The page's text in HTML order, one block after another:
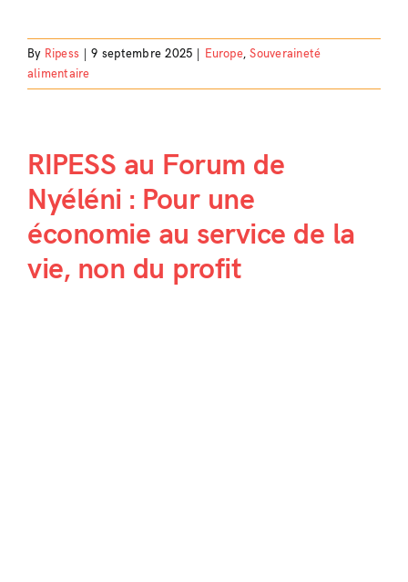
By Ripess 9 septembre 2025 Europe,Souveraineté
alimentaire
RIPESS au Forum de
Nyéléni : Pour une
économie au service de la
vie, non du profit